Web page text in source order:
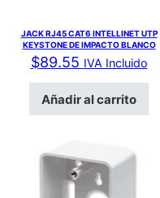
JACK RJ45 CAT6 INTELLINET UTP
KEYSTONE DE IMPACTO BLANCO
$89.55 IVA Incluido
Añadir al carrito